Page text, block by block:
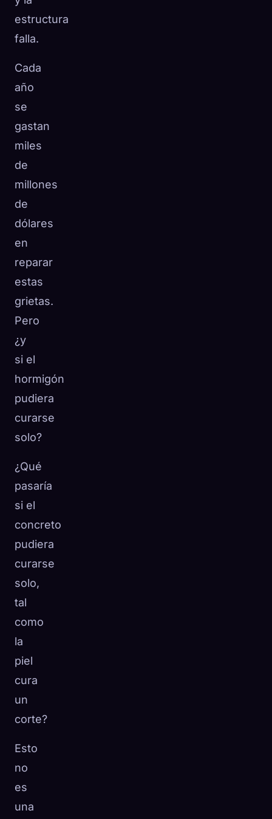
estructura
falla.
Cada
año
se
gastan
miles
de
millones
de
dólares
en
reparar
estas
grietas.
Pero
¿y
si el
hormigón
pudiera
curarse
solo?
¿Qué
pasaría
si el
concreto
pudiera
curarse
solo,
tal
como
la
piel
cura
un
corte?
Esto
no
es
una